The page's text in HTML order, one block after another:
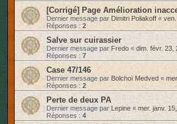
[Corrigé] Page Amélioration
Dernier message par Dimitri Poliakoff«
Réponses : 2
Salve sur cuirassier
Dernier message parFredo « dim. févr. 23,
Réponses : 7
Case 47/146
Dernier message par Bolchoï Medved «
Réponses : 2
Perte de deux PA
Dernier message parLepine « mer. janv.
Réponses : 4